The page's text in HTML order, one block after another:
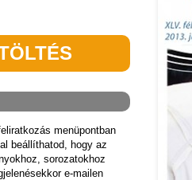
menüpontban
beállíthatod, hogy az
sorozatokhoz
e-mailen